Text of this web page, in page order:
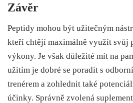
Závěr
Peptidy mohou být užitečným
kteří chtějí maximálně využít svůj
výkony. Je však důležité mít na
užitím je dobré se poradit s
trenérem a zohlednit také
účinky. Správně zvolená